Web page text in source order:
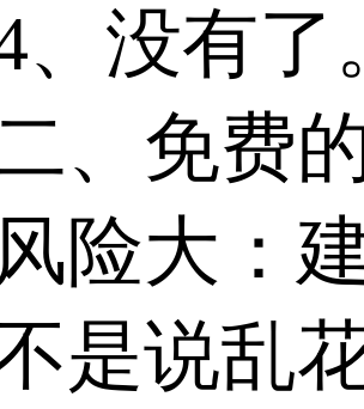
没有了
免费的
大：建
是说乱